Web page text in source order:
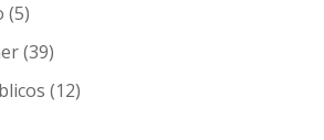
(5)
(39)
(12)